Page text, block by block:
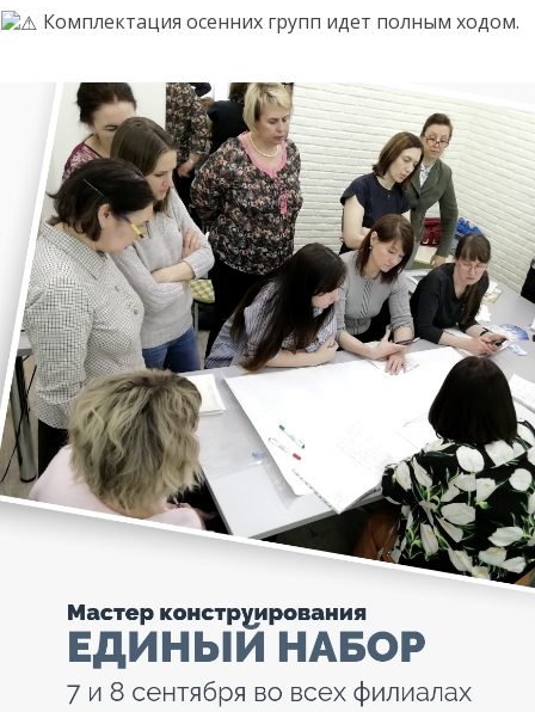
Комплектация осенних групп идет полным ходом.